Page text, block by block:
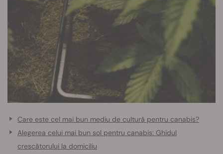
Care este cel mai bun mediu de cultură pentru canabis?
Alegerea celui mai bun sol pentru canabis: Ghidul
crescătorului la domiciliu